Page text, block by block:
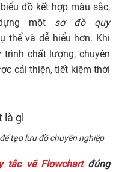
đồ kết hợp màu sắc,
một sơ đồ quy
thể và dễ hiểu hơn. Khi
chất lượng, chuyên
cải thiện, tiết kiệm thời
tạo lưu đồ chuyên nghiệp
tắc vẽ Flowchartđúng